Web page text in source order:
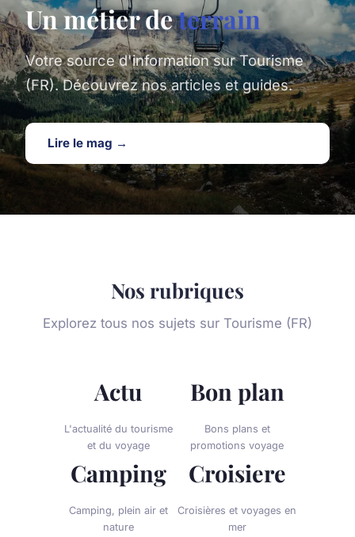
Un métier deterrain
Votre source d'information sur Tourisme
(FR). Découvrez nos articles et guides.
Lire le mag →
Nos rubriques
Explorez tous nos sujets sur Tourisme (FR)
Actu
L'actualité du tourisme
et du voyage
Bon plan
Bons plans et
promotions voyage
Camping
Camping, plein air et
nature
Croisiere
Croisières et voyages en
mer